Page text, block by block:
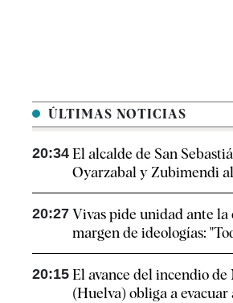
ÚLTIMAS NOTICIAS
20:34 El alcalde de San
Oyarzabal y Zubimendi
20:27 Vivas pide unidad ante la
margen de ideologías:
20:15 El avance del incendio de
(Huelva) obliga a evacuar